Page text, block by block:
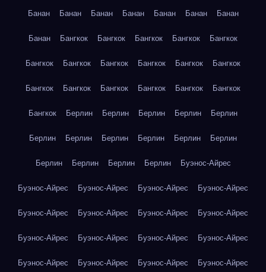
Банан Банан Банан Банан Банан Банан Банан
Банан Бангкок Бангкок Бангкок Бангкок Бангкок
Бангкок Бангкок Бангкок Бангкок Бангкок Бангкок
Бангкок Бангкок Бангкок Бангкок Бангкок Бангкок
Бангкок Берлин Берлин Берлин Берлин Берлин
Берлин Берлин Берлин Берлин Берлин Берлин
Берлин Берлин Берлин Берлин Буэнос-Айрес
Буэнос-Айрес Буэнос-Айрес Буэнос-Айрес Буэнос-Айрес
Буэнос-Айрес Буэнос-Айрес Буэнос-Айрес Буэнос-Айрес
Буэнос-Айрес Буэнос-Айрес Буэнос-Айрес Буэнос-Айрес
Буэнос-Айрес Буэнос-Айрес Буэнос-Айрес Буэнос-Айрес